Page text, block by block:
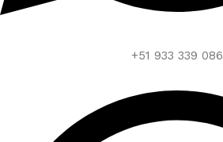
+51 933 339 086